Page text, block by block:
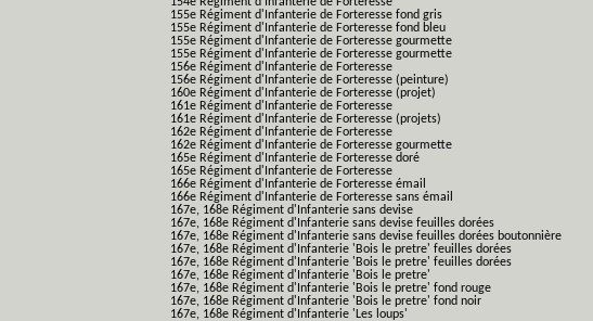
155e Régiment d'Infanterie de Forteresse fond gris
155e Régiment d'Infanterie de Forteresse fond bleu
155e Régiment d'Infanterie de Forteresse gourmette
155e Régiment d'Infanterie de Forteresse gourmette
156e Régiment d'Infanterie de Forteresse
156e Régiment d'Infanterie de Forteresse (peinture)
160e Régiment d'Infanterie de Forteresse (projet)
161e Régiment d'Infanterie de Forteresse
161e Régiment d'Infanterie de Forteresse (projets)
162e Régiment d'Infanterie de Forteresse
162e Régiment d'Infanterie de Forteresse gourmette
165e Régiment d'Infanterie de Forteresse doré
165e Régiment d'Infanterie de Forteresse
166e Régiment d'Infanterie de Forteresse émail
166e Régiment d'Infanterie de Forteresse sans émail
167e, 168e Régiment d'Infanterie sans devise
167e, 168e Régiment d'Infanterie sans devise feuilles dorées
167e, 168e Régiment d'Infanterie sans devise feuilles dorées boutonnière
167e, 168e Régiment d'Infanterie 'Bois le pretre' feuilles dorées
167e, 168e Régiment d'Infanterie 'Bois le pretre' feuilles dorées
167e, 168e Régiment d'Infanterie 'Bois le pretre'
167e, 168e Régiment d'Infanterie 'Bois le pretre' fond rouge
167e, 168e Régiment d'Infanterie 'Bois le pretre' fond noir
167e, 168e Régiment d'Infanterie 'Les loups'